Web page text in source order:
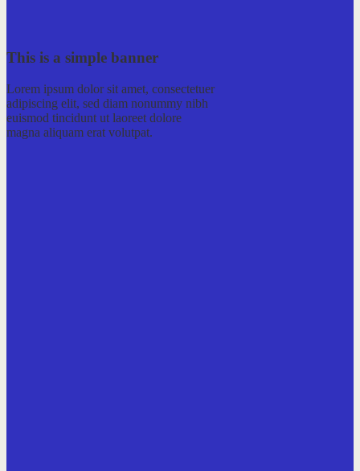
This is a simple banner
Lorem ipsum dolor sit amet, consectetuer
adipiscing elit, sed diam nonummy nibh
euismod tincidunt ut laoreet dolore
magna aliquam erat volutpat.